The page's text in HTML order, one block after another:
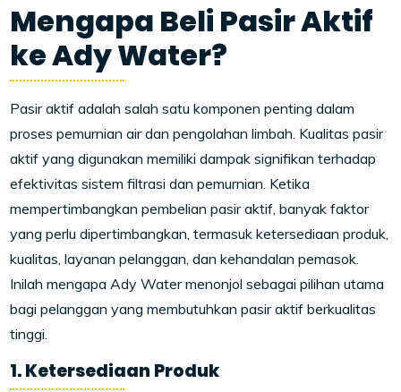
Mengapa Beli Pasir Aktif
ke Ady Water?
Pasir aktif adalah salah satu komponen penting dalam
proses pemurnian air dan pengolahan limbah. Kualitas pasir
aktif yang digunakan memiliki dampak signifikan terhadap
efektivitas sistem filtrasi dan pemurnian. Ketika
mempertimbangkan pembelian pasir aktif, banyak faktor
yang perlu dipertimbangkan, termasuk ketersediaan produk,
kualitas, layanan pelanggan, dan kehandalan pemasok.
Inilah mengapa Ady Water menonjol sebagai pilihan utama
bagi pelanggan yang membutuhkan pasir aktif berkualitas
tinggi.
1. Ketersediaan Produk